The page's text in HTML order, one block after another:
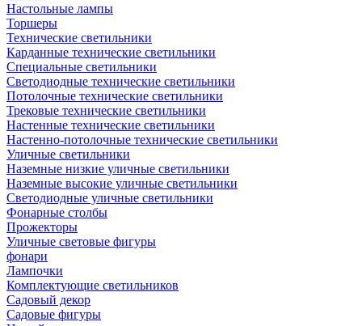
Настольные лампы
Торшеры
Технические светильники
Карданные технические светильники
Специальные светильники
Светодиодные технические светильники
Потолочные технические светильники
Трековые технические светильники
Настенные технические светильники
Настенно-потолочные технические светильники
Уличные светильники
Наземные низкие уличные светильники
Наземные высокие уличные светильники
Светодиодные уличные светильники
Фонарные столбы
Прожекторы
Уличные световые фигуры
фонари
Лампочки
Комплектующие светильников
Садовый декор
Садовые фигуры